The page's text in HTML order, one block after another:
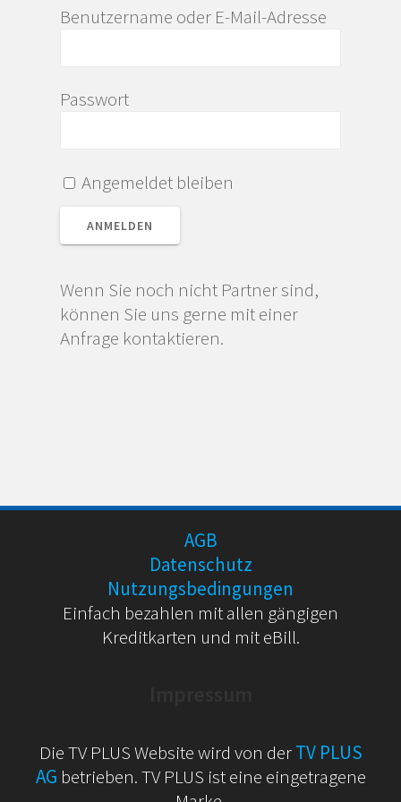
Benutzername oder E-Mail-Adresse
Passwort
Angemeldet bleiben
Wenn Sie noch nicht Partner sind,
können Sie uns gerne mit einer
Anfrage kontaktieren.
AGB
Datenschutz
Nutzungsbedingungen
Einfach bezahlen mit allen gängigen
Kreditkarten und mit eBill.
Die TV PLUS Website wird von derTV PLUS
AG betrieben. TV PLUS ist eine eingetragene